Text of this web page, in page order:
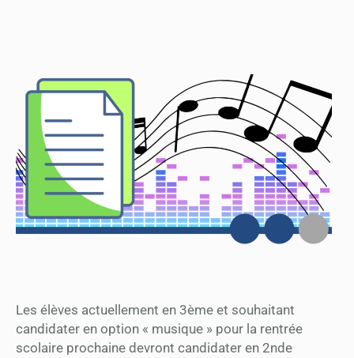
Les élèves actuellement en 3ème et souhaitant
candidater en option « musique » pour la rentrée
scolaire prochaine devront candidater en 2nde